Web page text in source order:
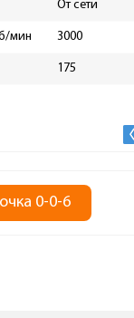
От сети
мин 3000
175
0-0-6